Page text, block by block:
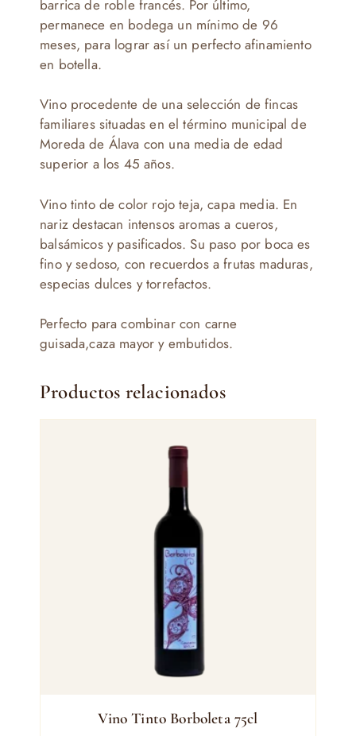
barrica de roble francés. Por último,
permanece en bodega un mínimo de 96
meses, para lograr así un perfecto afinamiento
en botella.
Vino procedente de una selección de fincas
familiares situadas en el término municipal de
Moreda de Álava con una media de edad
superior a los 45 años.
Vino tinto de color rojo teja, capa media. En
nariz destacan intensos aromas a cueros,
balsámicos y pasificados. Su paso por boca es
fino y sedoso, con recuerdos a frutas maduras,
especias dulces y torrefactos.
Perfecto para combinar con carne
guisada,caza mayor y embutidos.
Productos relacionados
Vino Tinto Borboleta 75cl